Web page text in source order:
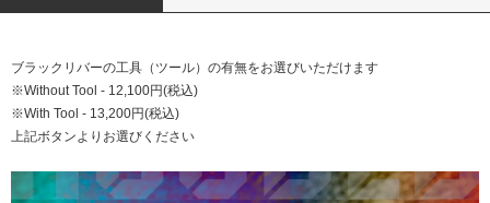
ブラックリバーの工具（ツール）の有無をお選びいただけます
※Without Tool - 12,100円(税込)
※With Tool - 13,200円(税込)
上記ボタンよりお選びください